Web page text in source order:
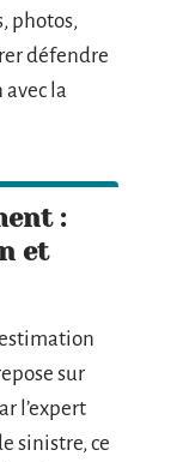
photos,
défendre
la
:
et
sur
l’expert
sinistre, ce